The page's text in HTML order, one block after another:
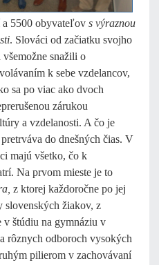
a 5500 obyvateľov s výraznou
. Slováci od začiatku svojho
snažili o
k sebe vzdelancov,
sa po viac ako dvoch
zárukou
a vzdelanosti. A čo je
do dnešných čias. V
majú všetko, čo k
Na prvom mieste je to
z ktorej každoročne po jej
slovenských žiakov, z
štúdiu na gymnáziu v
rôznych odboroch vysokých
pilierom v zachovávaní